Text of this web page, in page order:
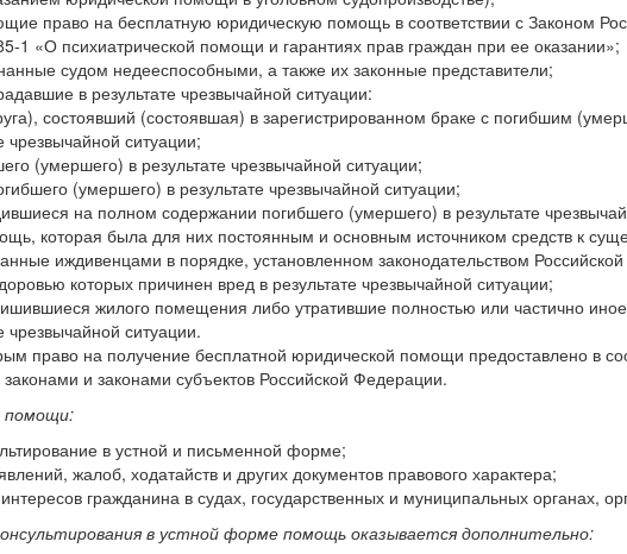
право на бесплатную юридическую помощь в соответствии с Законом
1 «О психиатриче­ской помощи и гарантиях прав граждан при ее оказании»;
судом недееспособными, а также их законные предста­вители;
в результате чрезвычайной ситуации:
состоявший (состоявшая) в зарегистрированном браке с по­гибшим
чрезвычайной ситуации;
(умершего) в результате чрезвычайной ситуации;
(умершего) в результате чрезвычайной ситуации;
на полном содержании погибшего (умершего) в результате
которая была для них постоянным и основным источником средств к
иждивенцами в порядке, установленном законодательством
которых причинен вред в результате чрезвычайной ситуа­ции;
жилого помещения либо утратившие полностью или частично
чрезвычайной ситуации.
право на получение бесплатной юридической помощи предоставлено в
и законами субъ­ектов Российской Федерации.
помощи:
в устной и письменной форме;
жалоб, ходатайств и других документов правового харак­тера;
гражданина в судах, государственных и муниципаль­ных органах,
в устной форме помощь оказывается до­полнительно: